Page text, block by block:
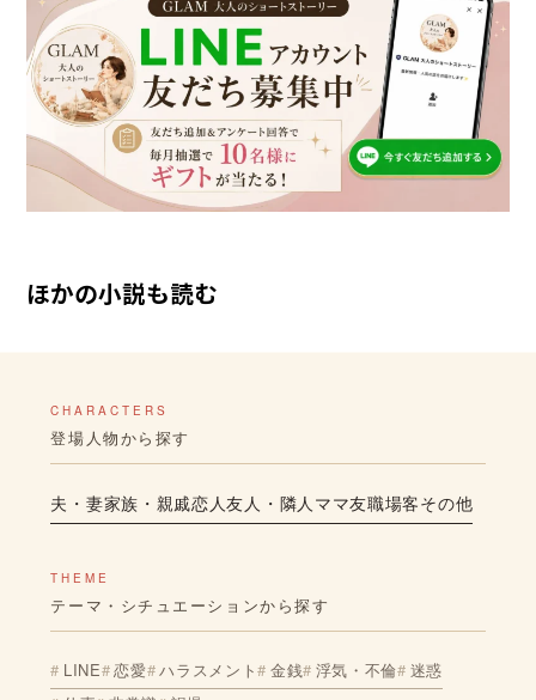
ほかの小説も読む
CHARACTERS
登場人物から探す
夫・妻家族・親戚恋人友人・隣人 ママ友職場客その他
THEME
テーマ・シチュエーションから探す
LINE 恋愛 ハラスメント 金銭 浮気・不倫 迷惑